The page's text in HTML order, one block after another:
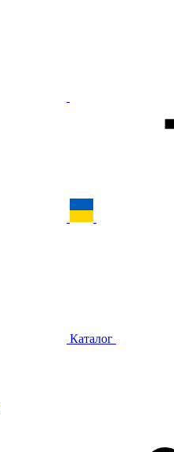
Каталог